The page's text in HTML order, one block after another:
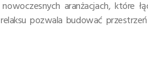
aranżacjach, które
pozwala budować